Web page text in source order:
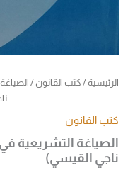
الرئيسية/ كتب القانون /
كتب القانون
الصياغة التشريعية
ناجي القيسي)